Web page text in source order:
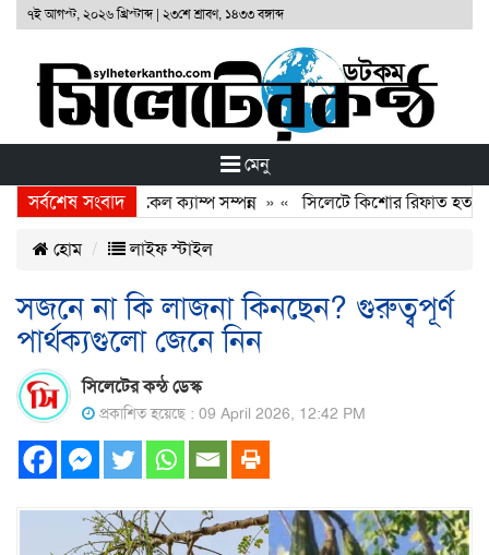
৭ই আগস্ট, ২০২৬ খ্রিস্টাব্দ| ২৩শে শ্রাবণ, ১৪৩৩ বঙ্গাব্দ
মেনু
সর্বশেষ সংবাদফ্রি মেডিকেল ক্যাম্প সম্পন্ন» «সিলেটে কিশোর রিফাত
হোম লাইফ স্টাইল
সজনে না কি লাজনা কিনছেন? গুরুত্বপূর্ণ
পার্থক্যগুলো জেনে নিন
সিলেটের কন্ঠ ডেস্ক
প্রকাশিত হয়েছে : 09 April 2026, 12:42 PM